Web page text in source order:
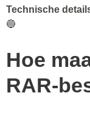
Technische
🔵
Hoe
RAR-